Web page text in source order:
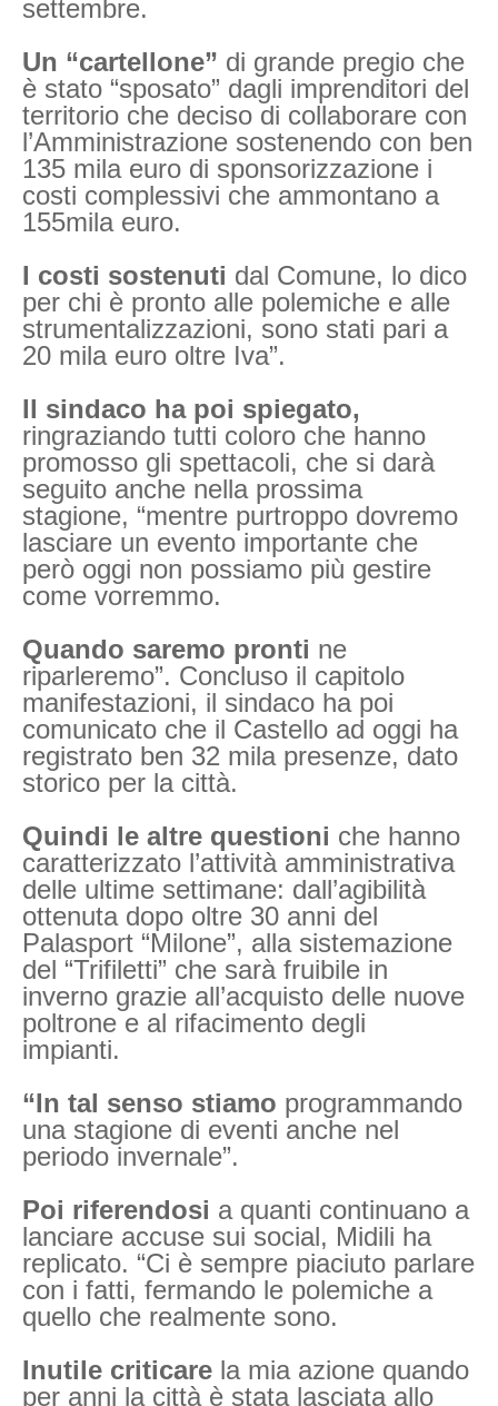
settembre.
Un “cartellone” di grande pregio che
è stato “sposato” dagli imprenditori del
territorio che deciso di collaborare con
l’Amministrazione sostenendo con ben
135 mila euro di sponsorizzazione i
costi complessivi che ammontano a
155mila euro.
I costi sostenuti dal Comune, lo dico
per chi è pronto alle polemiche e alle
strumentalizzazioni, sono stati pari a
20 mila euro oltre Iva”.
Il sindaco ha poi spiegato,
ringraziando tutti coloro che hanno
promosso gli spettacoli, che si darà
seguito anche nella prossima
stagione, “mentre purtroppo dovremo
lasciare un evento importante che
però oggi non possiamo più gestire
come vorremmo.
Quando saremo pronti ne
riparleremo”. Concluso il capitolo
manifestazioni, il sindaco ha poi
comunicato che il Castello ad oggi ha
registrato ben 32 mila presenze, dato
storico per la città.
Quindi le altre questioni che hanno
caratterizzato l’attività amministrativa
delle ultime settimane: dall’agibilità
ottenuta dopo oltre 30 anni del
Palasport “Milone”, alla sistemazione
del “Trifiletti” che sarà fruibile in
inverno grazie all’acquisto delle nuove
poltrone e al rifacimento degli
impianti.
“In tal senso stiamo programmando
una stagione di eventi anche nel
periodo invernale”.
Poi riferendosi a quanti continuano a
lanciare accuse sui social, Midili ha
replicato. “Ci è sempre piaciuto parlare
con i fatti, fermando le polemiche a
quello che realmente sono.
Inutile criticare la mia azione quando
per anni la città è stata lasciata allo